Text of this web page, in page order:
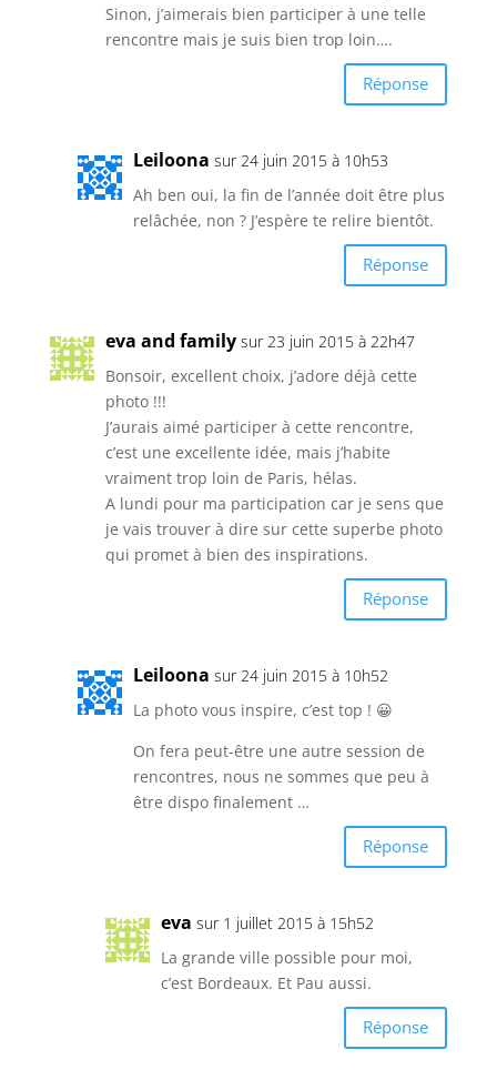
Sinon, j’aimerais bien participer à une telle
rencontre mais je suis bien trop loin….
Réponse
Leiloona sur 24 juin 2015 à 10h53
Ah ben oui, la fin de l’année doit être plus
relâchée, non ? J’espère te relire bientôt.
Réponse
eva and family sur 23 juin 2015 à 22h47
Bonsoir, excellent choix, j’adore déjà cette
photo !!!
J’aurais aimé participer à cette rencontre,
c’est une excellente idée, mais j’habite
vraiment trop loin de Paris, hélas.
A lundi pour ma participation car je sens que
je vais trouver à dire sur cette superbe photo
qui promet à bien des inspirations.
Réponse
Leiloona sur 24 juin 2015 à 10h52
La photo vous inspire, c’est top ! 😀
On fera peut-être une autre session de
rencontres, nous ne sommes que peu à
être dispo finalement …
Réponse
eva sur 1 juillet 2015 à 15h52
La grande ville possible pour moi,
c’est Bordeaux. Et Pau aussi.
Réponse